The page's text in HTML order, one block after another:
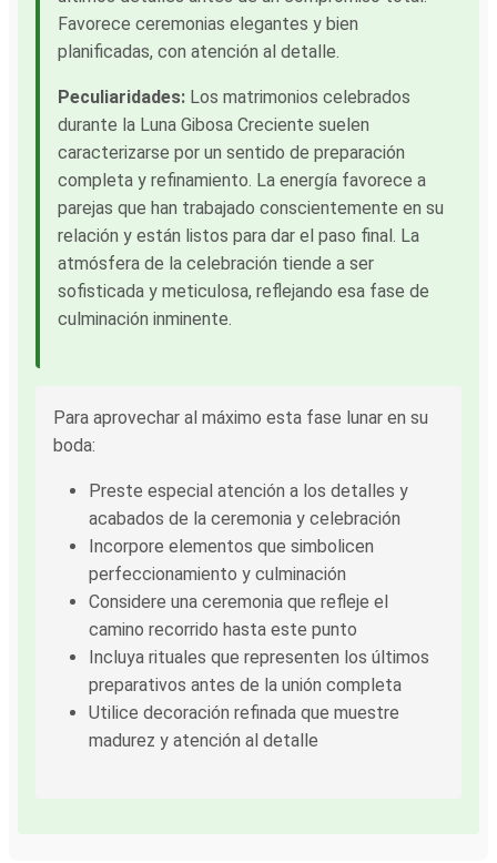
Favorece ceremonias elegantes y bien
planificadas, con atención al detalle.
Peculiaridades: Los matrimonios celebrados
durante la Luna Gibosa Creciente suelen
caracterizarse por un sentido de preparación
completa y refinamiento. La energía favorece a
parejas que han trabajado conscientemente en su
relación y están listos para dar el paso final. La
atmósfera de la celebración tiende a ser
sofisticada y meticulosa, reflejando esa fase de
culminación inminente.
Para aprovechar al máximo esta fase lunar en su
boda:
Preste especial atención a los detalles y
acabados de la ceremonia y celebración
Incorpore elementos que simbolicen
perfeccionamiento y culminación
Considere una ceremonia que refleje el
camino recorrido hasta este punto
Incluya rituales que representen los últimos
preparativos antes de la unión completa
Utilice decoración refinada que muestre
madurez y atención al detalle